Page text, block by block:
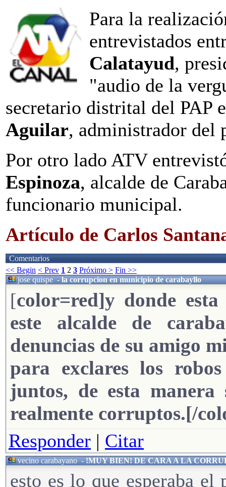
Para la
entrevistados
Calatayud,
"audio de la
secretario distrital del PAP
Aguilar, administrador del
Por otro lado ATV
Espinoza, alcalde de
funcionario municipal.
Artículo de Carlos
Comentarios
<< Begin < Prev 1 2 3 Próximo > Fin >>
jose quispe-la corrupcion en municipio de carabayllo
[color=red]y donde
este alcalde de
denuncias de su amigo
para exclares los
juntos, de esta manera
realmente corruptos.[/
Responder | Citar
vecino carabayano-!MUY BIEN! DE CARA A LA
esto es lo que esperaba